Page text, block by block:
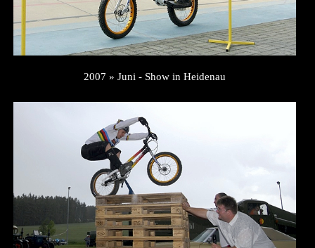
2007 » Juni - Show in Heidenau